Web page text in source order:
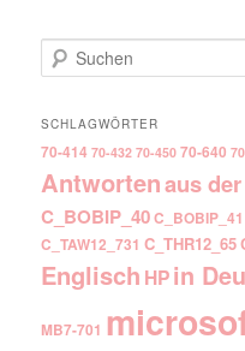
Suchen
SCHLAGWÖRTER
70-414 70-432 70-450 70-640
Antwortenaus
C_BOBIP_40C_BOBIP_41
C_TAW12_731 C_THR12_65
Englisch HPin
MB7-701